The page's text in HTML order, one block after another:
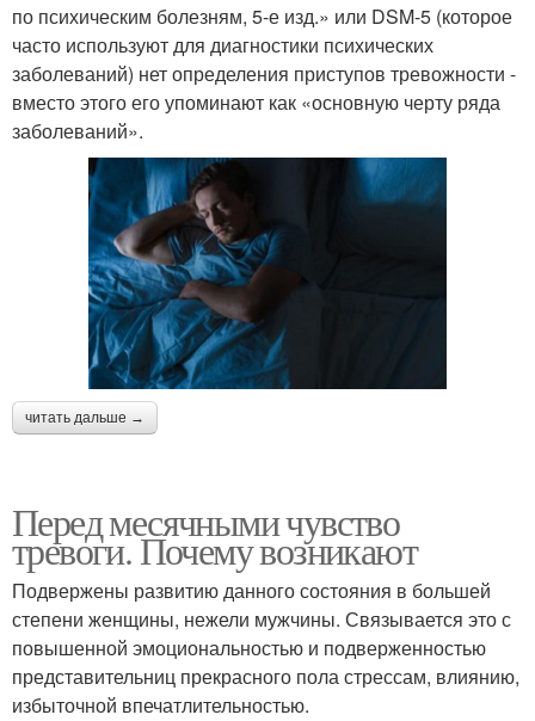
по психическим болезням, 5-е изд.» или DSM-5 (которое
часто используют для диагностики психических
заболеваний) нет определения приступов тревожности -
вместо этого его упоминают как «основную черту ряда
заболеваний».
читать дальше →
Перед месячными чувство
тревоги. Почему возникают
Подвержены развитию данного состояния в большей
степени женщины, нежели мужчины. Связывается это с
повышенной эмоциональностью и подверженностью
представительниц прекрасного пола стрессам, влиянию,
избыточной впечатлительностью.